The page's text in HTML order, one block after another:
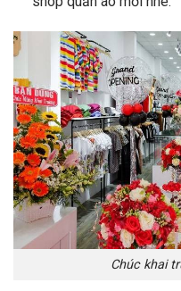
Chúc khai